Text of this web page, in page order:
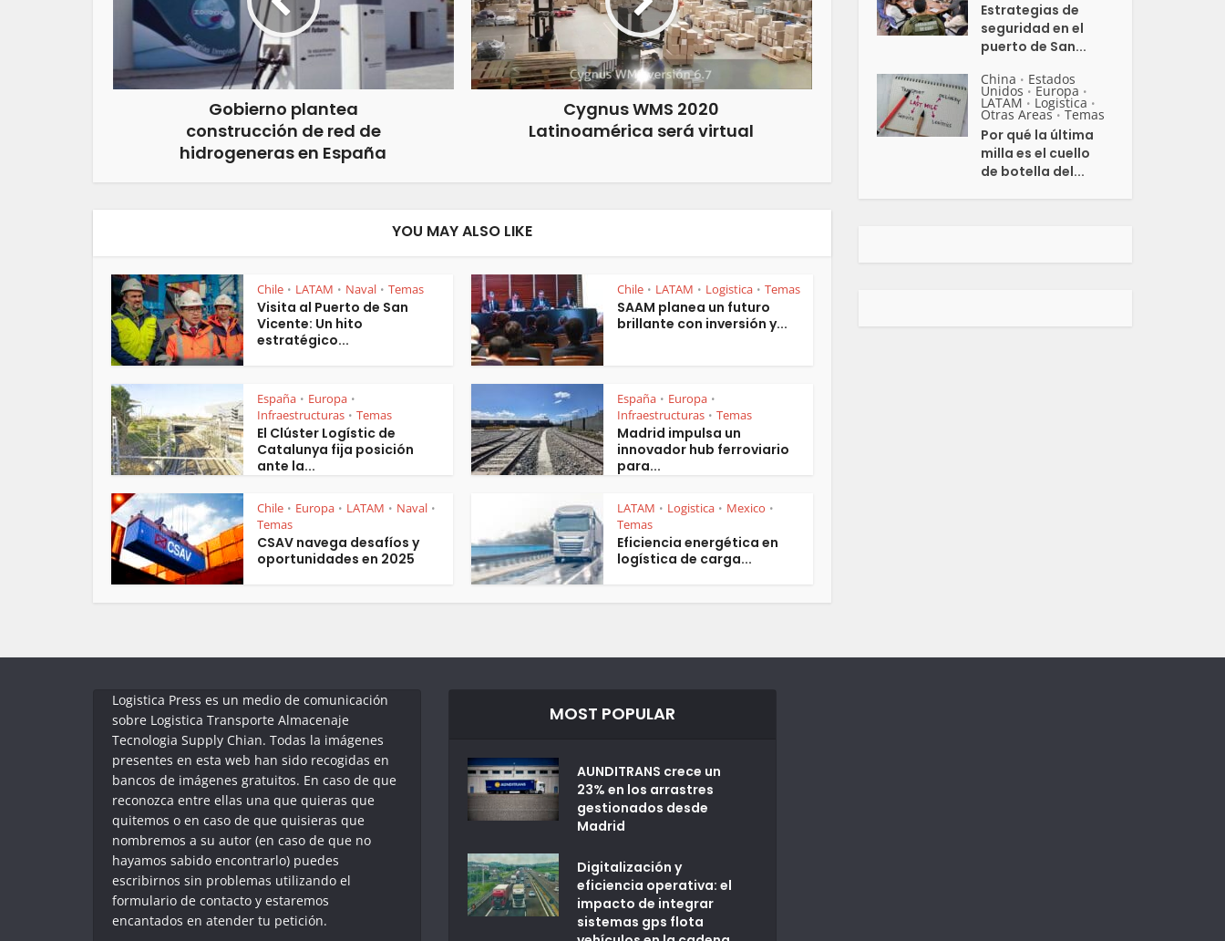
Gobierno plantea
construcción de red de
hidrogeneras en España
Cygnus WMS 2020
Latinoamérica será virtual
YOU MAY ALSO LIKE
Chile • LATAM • Naval • Temas
Visita al Puerto de San
Vicente: Un hito
estratégico...
Chile • LATAM • Logistica • Temas
SAAM planea un futuro
brillante con inversión y...
España • Europa •
Infraestructuras • Temas
El Clúster Logístic de
Catalunya fija posición
ante la...
España • Europa •
Infraestructuras • Temas
Madrid impulsa un
innovador hub ferroviario
para...
Chile • Europa • LATAM • Naval •
Temas
CSAV navega desafíos y
oportunidades en 2025
LATAM • Logistica • Mexico •
Temas
Eficiencia energética en
logística de carga...
Estrategias de
seguridad en el
puerto de San...
China • Estados
Unidos • Europa •
LATAM • Logistica •
Otras Areas • Temas
Por qué la última
milla es el cuello
de botella del...
Logistica Press es un medio de comunicación
sobre Logistica Transporte Almacenaje
Tecnologia Supply Chian. Todas la imágenes
presentes en esta web han sido recogidas en
bancos de imágenes gratuitos. En caso de que
reconozca entre ellas una que quieras que
quitemos o en caso de que quisieras que
nombremos a su autor (en caso de que no
hayamos sabido encontrarlo) puedes
escribirnos sin problemas utilizando el
formulario de contacto y estaremos
encantados en atender tu petición.
MOST POPULAR
AUNDITRANS crece un
23% en los arrastres
gestionados desde
Madrid
Digitalización y
eficiencia operativa: el
impacto de integrar
sistemas gps flota